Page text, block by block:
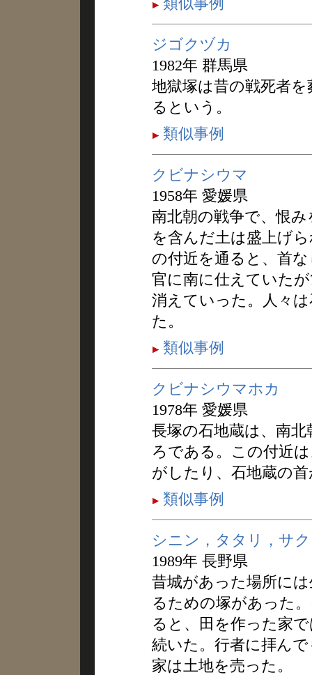
ジゴクヅカ
1982年 群馬県
地獄塚は昔の戦死者
るという。
類似事例
クビナシウマ
1958年 愛媛県
南北朝の戦争で、恨
を含んだ土は盛上げ
の付近を通ると、首
官に南に仕えていた
消えていった。人々
た。
類似事例
クビナシウマホカ
1978年 愛媛県
長塚の石地蔵は、南
ろである。この付近
がしたり、石地蔵の
類似事例
シニン，タタリ，サ
1989年 長野県
昔城があった場所に
るための塚があった
ると、田を作った家
続いた。行者に拝ん
家は土地を売った。